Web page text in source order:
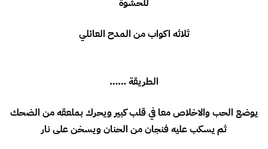
للحشوة
ثلاثه اكواب من المدح العائلي
الطريقة ……
يوضع الحب والاخلاص معا في قلب كبير ويحرك بملعقه من الضحك
ثم يسكب عليه فنجان من الحنان ويسخن على نار